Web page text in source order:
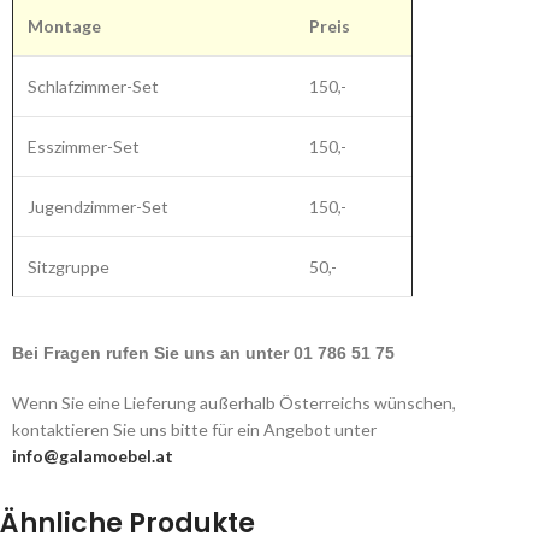
Montage Preis
Schlafzimmer-Set 150,-
Esszimmer-Set 150,-
Jugendzimmer-Set 150,-
Sitzgruppe 50,-
Bei Fragen rufen Sie uns an unter 01 786 51 75
Wenn Sie eine Lieferung außerhalb Österreichs wünschen,
kontaktieren Sie uns bitte für ein Angebot unter
info@galamoebel.at
Ähnliche Produkte